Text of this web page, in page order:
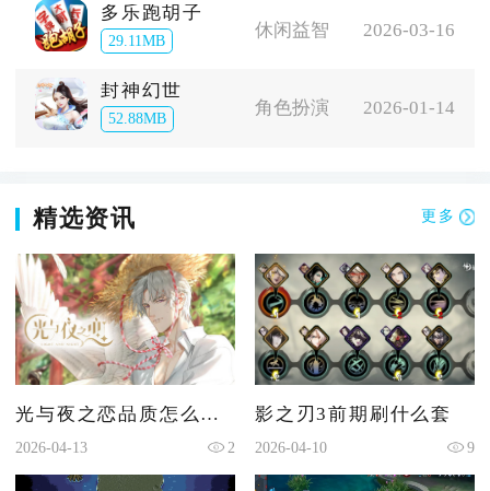
多乐跑胡子
29.11MB
休闲益智 2026-03-16
封神幻世
52.88MB
角色扮演 2026-01-14
精选资讯 更多
光与夜之恋品质怎么升级
2026-04-13 2
影之刃3前期刷什么套
2026-04-10 9